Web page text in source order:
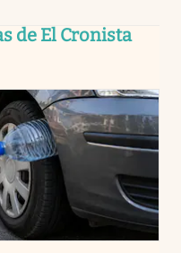
de El Cronista